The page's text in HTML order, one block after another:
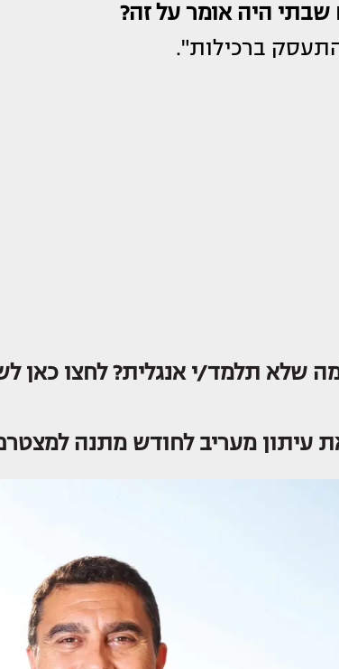
היה אומר על זה?
ברכילות".
שלא תלמד/י אנגלית? לחצו כאן
עיתון מעריב לחודש מתנה